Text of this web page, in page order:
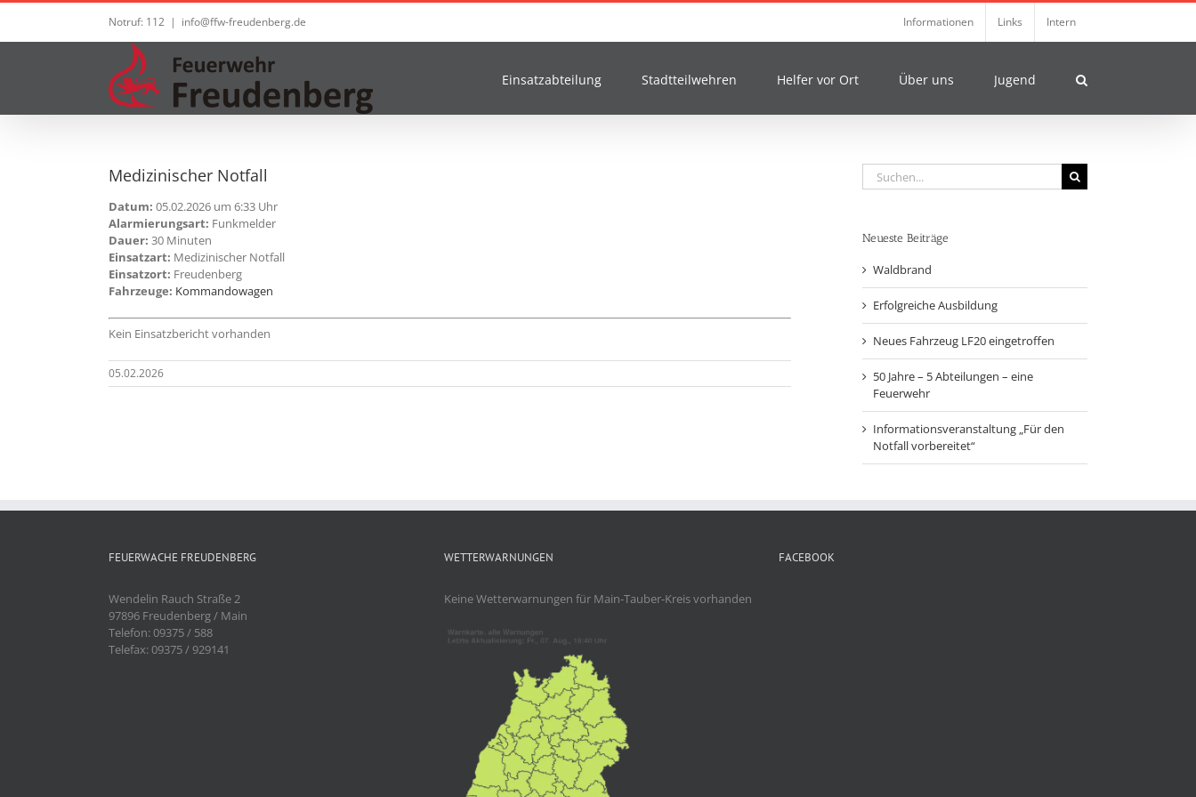
Zum
springen
Notruf: 112 | info@ffw-freudenberg.de Informationen Links Intern
Einsatzabteilung Stadtteilwehren Helfer vor Ort Über uns Jugend
Medizinischer Notfall
Datum: 05.02.2026 um 6:33 Uhr
Alarmierungsart: Funkmelder
Dauer: 30 Minuten
Einsatzart: Medizinischer Notfall
Einsatzort: Freudenberg
Fahrzeuge: Kommandowagen
Kein Einsatzbericht vorhanden
05.02.2026
Suche
nach:
Neueste Beiträge
Waldbrand
Erfolgreiche Ausbildung
Neues Fahrzeug LF20 eingetroffen
50 Jahre – 5 Abteilungen – eine
Feuerwehr
Informationsveranstaltung „Für den
Notfall vorbereitet“
FEUERWACHE FREUDENBERG
Wendelin Rauch Straße 2
97896 Freudenberg / Main
Telefon: 09375 / 588
Telefax: 09375 / 929141
WETTERWARNUNGEN
Keine Wetterwarnungen für Main-Tauber-Kreis vorhanden
FACEBOOK